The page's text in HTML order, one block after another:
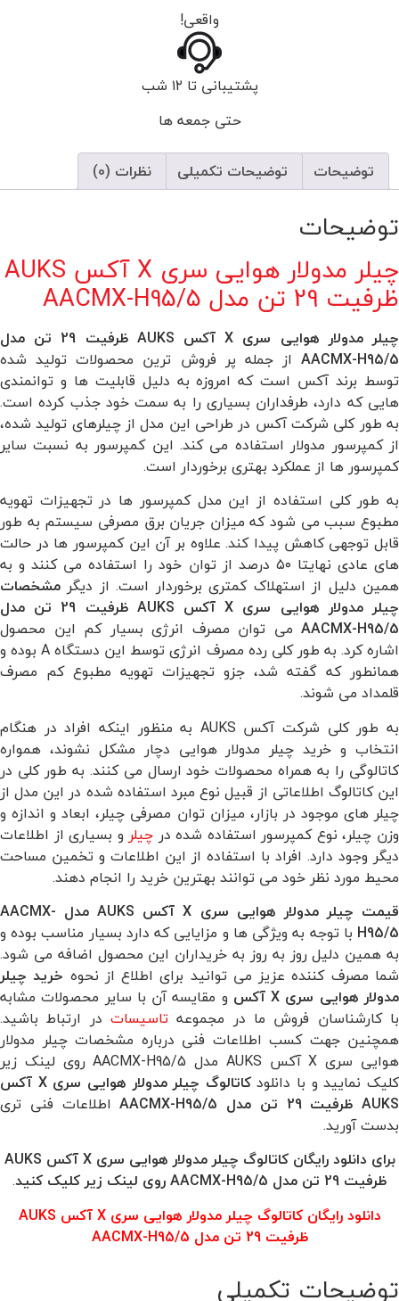
واقعی!
پشتیبانی تا ۱۲ شب
حتی جمعه ها
توضیحات توضیحات تکمیلی نظرات (0)
توضیحات
چیلر مدولار هوایی سری X آکس AUKS
ظرفیت 29 تن مدل AACMX-H95/5
چیلر مدولار هوایی سری X آکس AUKS ظرفیت 29 تن مدل
AACMX-H95/5 از جمله پر فروش ترین محصولات تولید شده
توسط برند آکس است که امروزه به دلیل قابلیت ها و توانمندی
هایی که دارد، طرفداران بسیاری را به سمت خود جذب کرده است.
به طور کلی شرکت آکس در طراحی این مدل از چیلرهای تولید شده،
از کمپرسور مدولار استفاده می کند. این کمپرسور به نسبت سایر
کمپرسور ها از عملکرد بهتری برخوردار است.
به طور کلی استفاده از این مدل کمپرسور ها در تجهیزات تهویه
مطبوع سبب می شود که میزان جریان برق مصرفی سیستم به طور
قابل توجهی کاهش پیدا کند. علاوه بر آن این کمپرسور ها در حالت
های عادی نهایتا ۵۰ درصد از توان خود را استفاده می کنند و به
همین دلیل از استهلاک کمتری برخوردار است. از دیگر مشخصات
چیلر مدولار هوایی سری X آکس AUKS ظرفیت 29 تن مدل
AACMX-H95/5 می توان مصرف انرژی بسیار کم این محصول
اشاره کرد. به طور کلی رده مصرف انرژی توسط این دستگاه A بوده و
همانطور که گفته شد، جزو تجهیزات تهویه مطبوع کم مصرف
قلمداد می شوند.
به طور کلی شرکت آکس AUKS به منظور اینکه افراد در هنگام
انتخاب و خرید چیلر مدولار هوایی دچار مشکل نشوند، همواره
کاتالوگی را به همراه محصولات خود ارسال می کنند. به طور کلی در
این کاتالوگ اطلاعاتی از قبیل نوع مبرد استفاده شده در این مدل از
چیلر های موجود در بازار، میزان توان مصرفی چیلر، ابعاد و اندازه و
وزن چیلر، نوع کمپرسور استفاده شده در چیلر و بسیاری از اطلاعات
دیگر وجود دارد. افراد با استفاده از این اطلاعات و تخمین مساحت
محیط مورد نظر خود می توانند بهترین خرید را انجام دهند.
قیمت
چیلر مدولار هوایی سری X آکس AUKS مدل AACMX-
H95/5 با توجه به ویژگی ها و مزایایی که دارد بسیار مناسب بوده و
به همین دلیل روز به روز به خریداران این محصول اضافه می شود.
شما مصرف کننده عزیز می توانید برای اطلاع از نحوه خرید چیلر
مدولار هوایی سری X آکس
و مقایسه آن با سایر محصولات مشابه
با کارشناسان فروش ما در مجموعه تاسیسات در ارتباط باشید.
همچنین جهت کسب اطلاعات فنی درباره مشخصات چیلر مدولار
هوایی سری X آکس AUKS مدل AACMX-H95/5 روی لینک زیر
کلیک نمایید و با دانلود
کاتالوگ چیلر مدولار هوایی سری X آکس
AUKS ظرفیت 29 تن مدل AACMX-H95/5
اطلاعات فنی تری
بدست آورید.
برای دانلود رایگان کاتالوگ چیلر مدولار هوایی سری X آکس AUKS
ظرفیت 29 تن مدل AACMX-H95/5
روی لینک زیر کلیک کنید.
دانلود رایگان کاتالوگ چیلر مدولار هوایی سری X آکس AUKS
ظرفیت 29 تن مدل AACMX-H95/5
توضیحات تکمیلی